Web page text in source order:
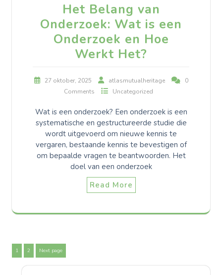
Het Belang van
Onderzoek: Wat is een
Onderzoek en Hoe
Werkt Het?
27 oktober, 2025 atlasmutualheritage
0
Comments
Uncategorized
Wat is een onderzoek? Een onderzoek is een
systematische en gestructureerde studie die
wordt uitgevoerd om nieuwe kennis te
vergaren, bestaande kennis te bevestigen of
om bepaalde vragen te beantwoorden. Het
doel van een onderzoek
Read More
Berichten
paginering
Page
1 Page
2 Next page